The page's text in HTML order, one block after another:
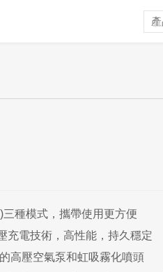
種模式，攜帶使用更方便
充電技術，高性能，持久穩定
高壓空氣泵和虹吸霧化噴頭